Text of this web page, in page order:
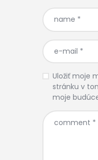
Uložiť moje
stránku v
moje